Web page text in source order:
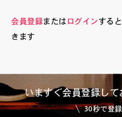
会員登録または ログイン する
きます
いますぐ会員登録して
30秒で登